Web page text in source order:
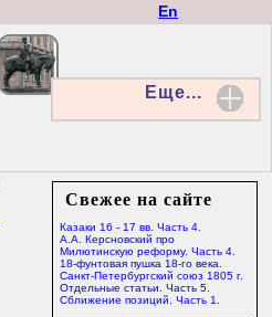
En
Еще...
Свежее на сайте
Казаки 16 - 17 вв. Часть 4.
А.А. Керсновский про
Милютинскую реформу. Часть 4.
18-фунтовая пушка 18-го века.
Санкт-Петербургский союз 1805 г.
Отдельные статьи. Часть 5.
Сближение позиций. Часть 1.